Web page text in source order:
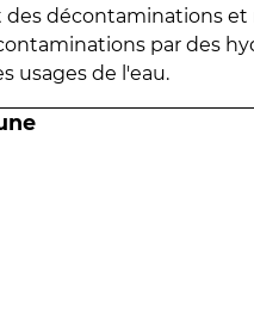
décontaminations et
par des
usages de l'eau.